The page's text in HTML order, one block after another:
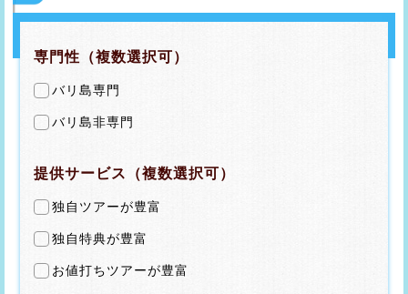
専門性（複数選択可）
バリ島専門
バリ島非専門
提供サービス（複数選択可）
独自ツアーが豊富
独自特典が豊富
お値打ちツアーが豊富